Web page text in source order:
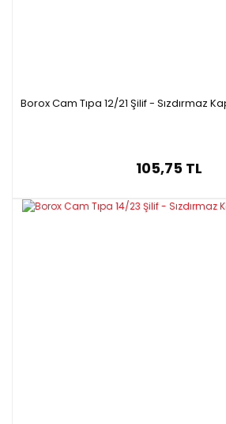
Borox Cam Tıpa 12/21 Şilif - Sızdırmaz
105,75 TL